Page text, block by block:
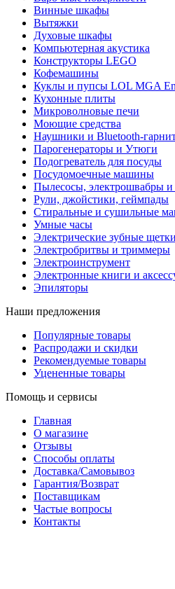
Винные шкафы
Вытяжки
Духовые шкафы
Компьютерная акустика
Конструкторы LEGO
Кофемашины
Куклы и пупсы LOL MGA
Кухонные плиты
Микроволновые печи
Моющие средства
Наушники и Bluetooth-
Парогенераторы и Утюги
Подогреватель для посуды
Посудомоечные машины
Пылесосы, электрошвабры и
Рули, джойстики, геймпады
Стиральные и сушильные
Умные часы
Электрические зубные щетки
Электробритвы и триммеры
Электроинструмент
Электронные книги и
Эпиляторы
Наши предложения
Популярные товары
Распродажи и скидки
Рекомендуемые товары
Уцененные товары
Помощь и сервисы
Главная
О магазине
Отзывы
Способы оплаты
Доставка/Самовывоз
Гарантия/Возврат
Поставщикам
Частые вопросы
Контакты